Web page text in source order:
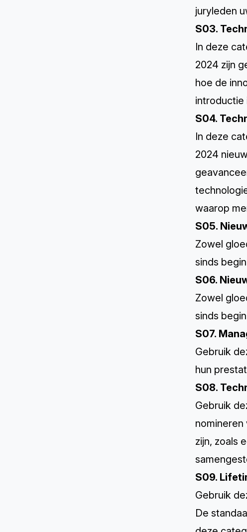
juryleden
S03.
In deze
2024 zijn
hoe de
introductie
S04.
In deze
2024
waarop
S05.
Zowel
sinds
S06.
Zowel
sinds
S07.
Gebruik
hun
S08.
Gebruik
zijn, zoals
S09.
Gebruik
De